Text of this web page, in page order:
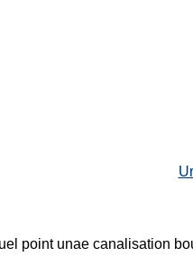
point unae canalisation